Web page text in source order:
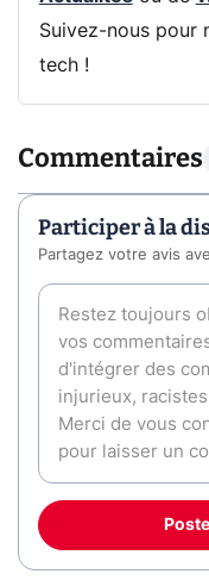
Suivez-nous pour
tech !
Commentaires
Participer à la
Partagez votre avis